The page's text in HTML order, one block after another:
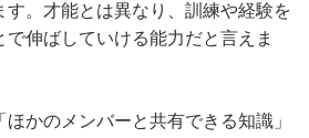
す。才能とは異なり、訓練や経験を
伸ばしていける能力だと言えま
かのメンバーと共有できる知識」